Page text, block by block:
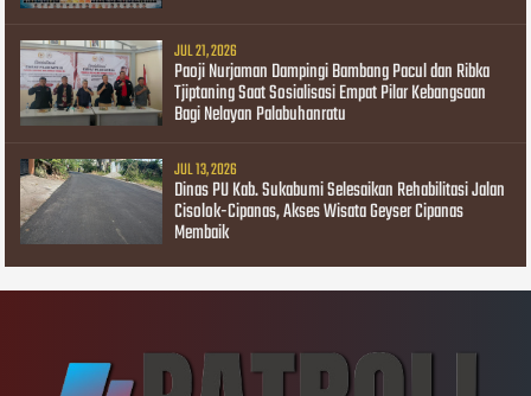
JUL 21, 2026
Paoji Nurjaman Dampingi Bambang Pacul dan Ribka
Tjiptaning Saat Sosialisasi Empat Pilar Kebangsaan
Bagi Nelayan Palabuhanratu
JUL 13, 2026
Dinas PU Kab. Sukabumi Selesaikan Rehabilitasi Jalan
Cisolok-Cipanas, Akses Wisata Geyser Cipanas
Membaik